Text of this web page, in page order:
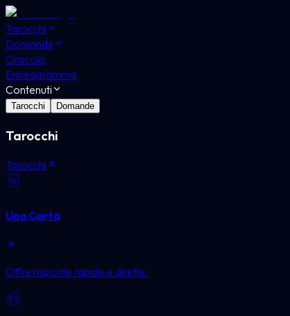
Tarocchi
Domande
Oracolo
Enneagramma
Contenuti
Tarocchi Domande
Tarocchi
Tarocchi
Una Carta
Offre risposte rapide e dirette.